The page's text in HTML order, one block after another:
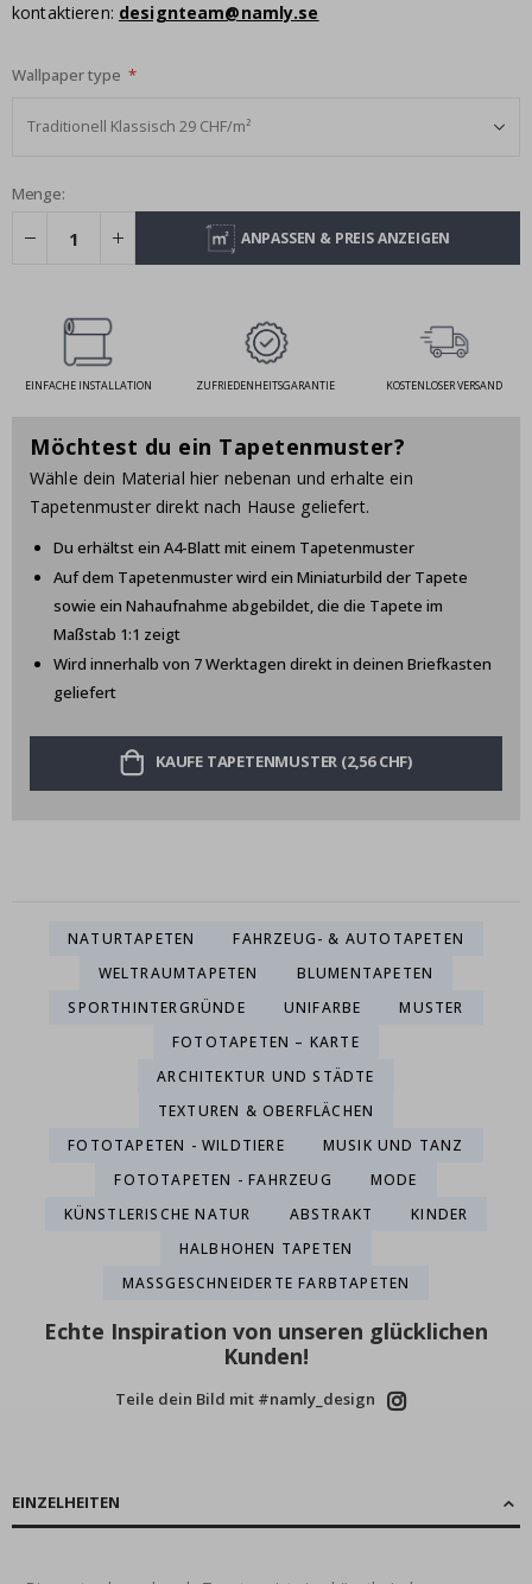
kontaktieren: designteam@namly.se
Wallpaper type
Menge:
ANPASSEN & PREIS ANZEIGEN
EINFACHE INSTALLATION ZUFRIEDENHEITSGARANTIE KOSTENLOSER VERSAND
Möchtest du ein Tapetenmuster?
Wähle dein Material hier nebenan und erhalte ein
Tapetenmuster direkt nach Hause geliefert.
Du erhältst ein A4-Blatt mit einem Tapetenmuster
Auf dem Tapetenmuster wird ein Miniaturbild der Tapete
sowie ein Nahaufnahme abgebildet, die die Tapete im
Maßstab 1:1 zeigt
Wird innerhalb von 7 Werktagen direkt in deinen Briefkasten
geliefert
KAUFE TAPETENMUSTER (2,56 CHF)
NATURTAPETEN
FAHRZEUG- & AUTOTAPETEN
WELTRAUMTAPETEN
BLUMENTAPETEN
SPORTHINTERGRÜNDE
UNIFARBE
MUSTER
FOTOTAPETEN – KARTE
ARCHITEKTUR UND STÄDTE
TEXTUREN & OBERFLÄCHEN
FOTOTAPETEN - WILDTIERE
MUSIK UND TANZ
FOTOTAPETEN - FAHRZEUG
MODE
KÜNSTLERISCHE NATUR
ABSTRAKT
KINDER
HALBHOHEN TAPETEN
MASSGESCHNEIDERTE FARBTAPETEN
Echte Inspiration von unseren glücklichen
Kunden!
Teile dein Bild mit #namly_design
EINZELHEITEN